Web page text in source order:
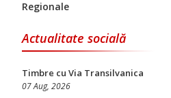
Regionale
Actualitate socială
Timbre cu Via Transilvanica
07 Aug, 2026